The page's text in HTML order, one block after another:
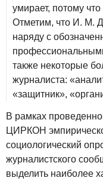
умирает, потому
Отметим, что И. М.
наряду с
также некоторые
журналиста:
«защитник»,
В рамках
ЦИРКОН
социологический
журналистского
выделить наиболее